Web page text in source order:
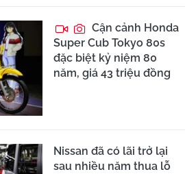
Cận cảnh Honda
Super Cub Tokyo 80s
đặc biệt kỷ niệm 80
năm, giá 43 triệu đồng
Nissan đã có lãi trở lại
sau nhiều năm thua lỗ